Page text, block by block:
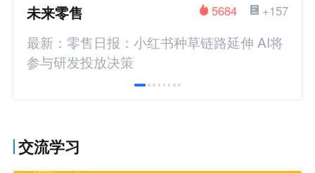
未来零售 +157
5684
最新：零售日报：小红书种草链路延伸 AI将
参与研发投放决策
交流学习